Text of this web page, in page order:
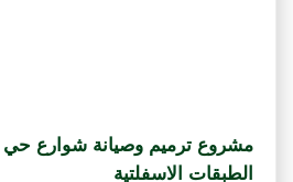
مشروع ترميم وصيانة شوارع حي
الطبقات الاسفلتية